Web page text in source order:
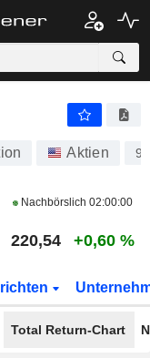
Aktien
Nachbörslich 02:00:00
220,54 +0,60 %
Total Return-Chart